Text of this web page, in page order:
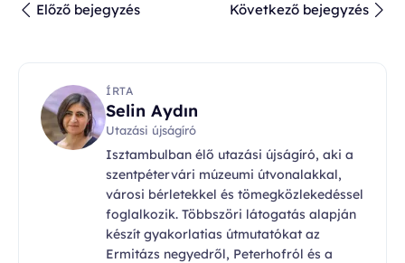
Előző bejegyzés Következő bejegyzés
ÍRTA
Selin Aydın
Utazási újságíró
Isztambulban élő utazási újságíró, aki a
szentpétervári múzeumi útvonalakkal,
városi bérletekkel és tömegközlekedéssel
foglalkozik. Többszöri látogatás alapján
készít gyakorlatias útmutatókat az
Ermitázs negyedről, Peterhofról és a